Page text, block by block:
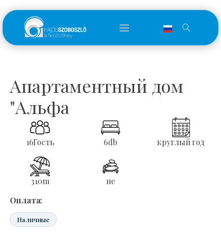
Апартаментный дом
"Альфа
16Гость 6db круглый год
310m
не
Оплата:
Наличные